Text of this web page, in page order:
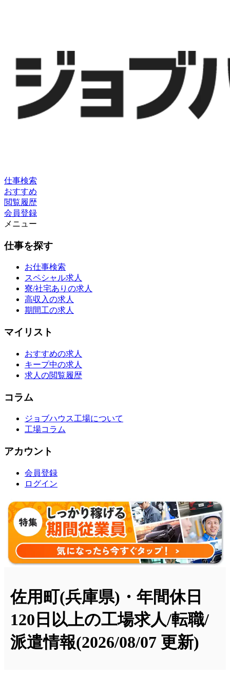
仕事検索
おすすめ
閲覧履歴
会員登録
メニュー
仕事を探す
お仕事検索
スペシャル求人
寮/社宅ありの求人
高収入の求人
期間工の求人
マイリスト
おすすめの求人
キープ中の求人
求人の閲覧履歴
コラム
ジョブハウス工場について
工場コラム
アカウント
会員登録
ログイン
佐用町(兵庫県)・年間休日
120日以上の工場求人/転職/
派遣情報(2026/08/07 更新)